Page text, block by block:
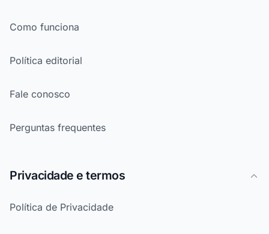
Como funciona
Política editorial
Fale conosco
Perguntas frequentes
Privacidade e termos
Política de Privacidade